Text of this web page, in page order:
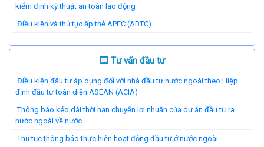
kiểm định kỹ thuật an toàn lao động
Điều kiện và thủ tục ấp thẻ APEC (ABTC)
Tư vấn đầu tư
Điều kiện đầu tư áp dụng đối với nhà đầu tư nước ngoài theo Hiệp
định đầu tư toàn diện ASEAN (ACIA)
Thông báo kéo dài thời hạn chuyển lợi nhuận của dự án đầu tư ra
nước ngoài về nước
Thủ tục thông báo thực hiện hoạt động đầu tư ở nước ngoài